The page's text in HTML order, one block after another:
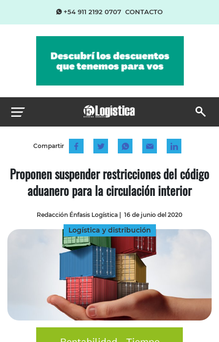
+54 911 2192 0707 CONTACTO
Compartir
Proponen suspender restricciones del código
aduanero para la circulación interior
Redacción Énfasis Logística | 16 de junio del 2020
Logística y distribución